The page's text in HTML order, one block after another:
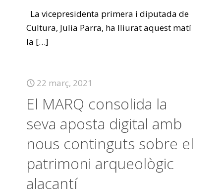
La vicepresidenta primera i diputada de
Cultura, Julia Parra, ha lliurat aquest matí
la […]
22 març, 2021
El MARQ consolida la
seva aposta digital amb
nous continguts sobre el
patrimoni arqueològic
alacantí